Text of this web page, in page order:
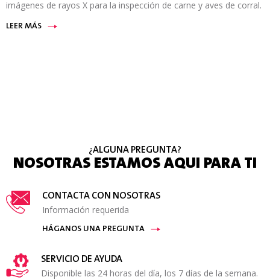
imágenes de rayos X para la inspección de carne y aves de corral.
LEER MÁS
¿ALGUNA PREGUNTA?
NOSOTRAS ESTAMOS AQUI PARA TI
CONTACTA CON NOSOTRAS
Información requerida
HÁGANOS UNA PREGUNTA
SERVICIO DE AYUDA
Disponible las 24 horas del día, los 7 días de la semana.